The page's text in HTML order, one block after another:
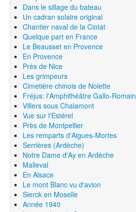
Dans le sillage du bateau
Un cadran solaire original
Chantier naval de la Ciotat
Quelque part en France
Le Beausset en Provence
En Provence
Près de Nice
Les grimpeurs
Cimetière chinois de Nolette
Fréjus: l'Amphithéâtre Gallo-Romain
Villers sous Chalamont
Vue sur l'Estérel
Près de Montpellier
Les remparts d'Aigues-Mortes
Serrières (Ardèche)
Notre Dame d'Ay en Ardèche
Malleval
En Alsace
Le mont Blanc vu d'avion
Sierck en Moselle
Année 1940